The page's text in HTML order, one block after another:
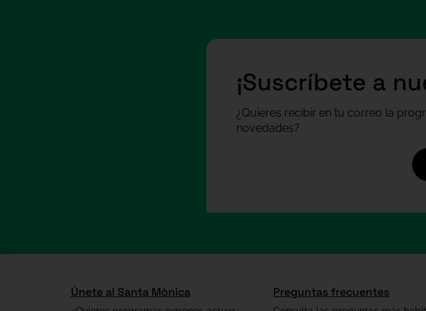
¡Suscríbete a
¿Quieres recibir en tu correo la
novedades?
Únete al Santa Mònica Preguntas frecuentes